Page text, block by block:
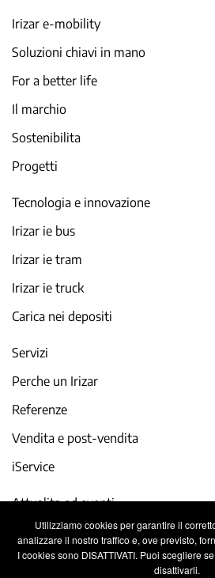
Utilizziamo cookies per garantire il
analizzare il nostro traffico e, ove previsto,
I cookies sono DISATTIVATI. Puoi scegliere
disattivarli.
Irizar e-mobility
Soluzioni chiavi in mano
For a better life
Il marchio
Sostenibilita
Progetti
Tecnologia e innovazione
Irizar ie bus
Irizar ie tram
Irizar ie truck
Carica nei depositi
Servizi
Perche un Irizar
Referenze
Vendita e post-vendita
iService
Attualita ed eventi
Lavora con noi
Contatto